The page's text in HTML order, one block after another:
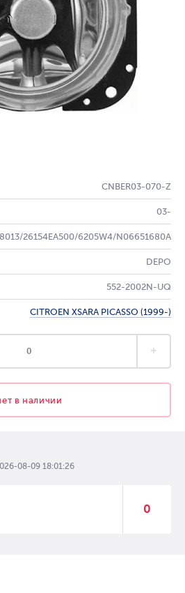
CNBER03-070-Z
03-
26154EA500/6205W4/N06651680A
DEPO
552-2002N-UQ
CITROEN XSARA PICASSO (1999-)
в наличии
08-09 18:01:26
0